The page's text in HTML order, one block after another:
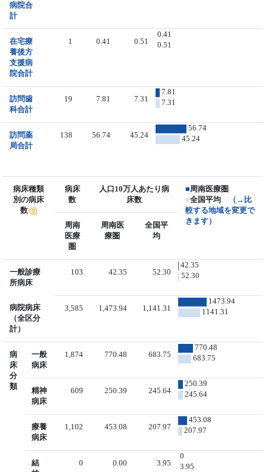
病院合
計
在宅療
養後方
支援病
院合計
1 0.41 0.51
0.41
0.51
訪問歯
科合計
19 7.81 7.31
7.81
7.31
訪問薬
局合計
138 56.74 45.24
56.74
45.24
病床種類
別の病床
数
病床
数
人口10万人あたり病
床数
■周南医療圏
■全国平均
（→比
較する地域を変更で
きます）
周南
医療
圏
周南医
療圏
全国平
均
一般診療
所病床
103 42.35 52.30
42.35
52.30
病院病床
（全区分
計）
3,585 1,473.94 1,141.31
1473.94
1141.31
病
床
分
類
一般
病床
1,874 770.48 683.75
770.48
683.75
精神
病床
609 250.39 245.64
250.39
245.64
療養
病床
1,102 453.08 207.97
453.08
207.97
結
0 0.00 3.95
0
3.95